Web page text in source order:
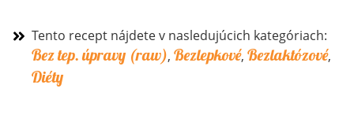
Tento recept nájdete v nasledujúcich kategóriach:
Bez tep. úpravy (raw), Bezlepkové, Bezlaktózové,
Diéty